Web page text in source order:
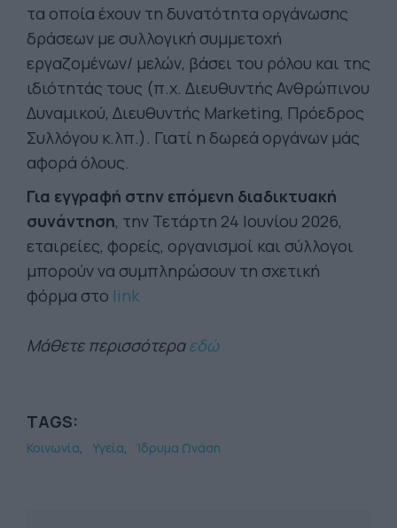
τα οποία έχουν τη δυνατότητα οργάνωσης
δράσεων με συλλογική συμμετοχή
εργαζομένων/ μελών, βάσει του ρόλου και της
ιδιότητάς τους (π.χ. Διευθυντής Ανθρώπινου
Δυναμικού, Διευθυντής Marketing, Πρόεδρος
Συλλόγου κ.λπ.). Γιατί η δωρεά οργάνων μάς
αφορά όλους.
Για εγγραφή στην επόμενη διαδικτυακή
συνάντηση, την Τετάρτη 24 Ιουνίου 2026,
εταιρείες, φορείς, οργανισμοί και σύλλογοι
μπορούν να συμπληρώσουν τη σχετική
φόρμα στο link
Μάθετε περισσότεραεδώ
TAGS:
Κοινωνία Υγεία Ίδρυμα Ωνάση